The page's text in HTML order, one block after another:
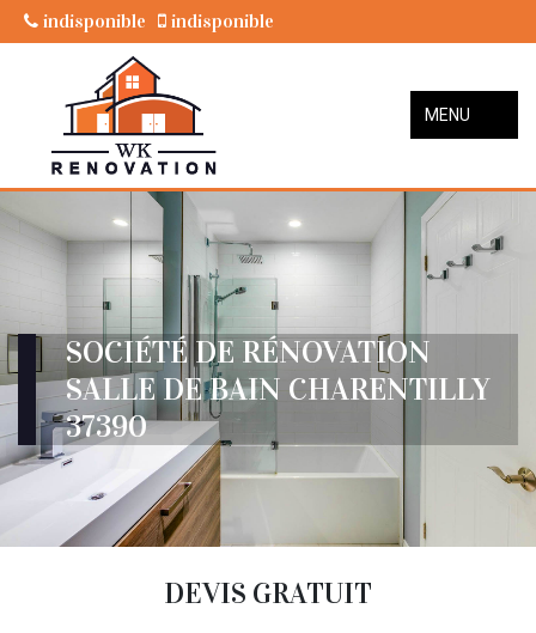
indisponible indisponible
MENU
SOCIÉTÉ DE RÉNOVATION
SALLE DE BAIN CHARENTILLY
37390
DEVIS GRATUIT